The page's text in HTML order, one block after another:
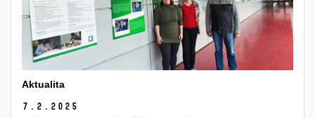
Aktualita
7. 2. 2025